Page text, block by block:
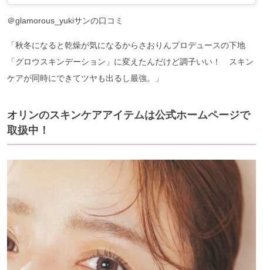
＠glamorous_yukiサンの口コミ
「秋冬になると乾燥が気になるからさおりんプロデュースの下地
「グロウスキンデーション」に変えたんだけど調子いい！ スキン
ケアが同時にできてツヤも出るし最強。」
オリンのスキンケアアイテムは公式ホームページで
取扱中！